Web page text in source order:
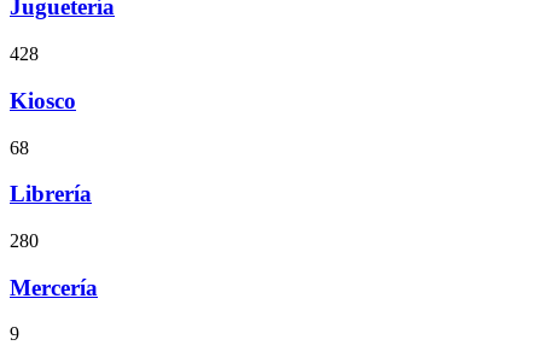
Juguetería
428
Kiosco
68
Librería
280
Mercería
9